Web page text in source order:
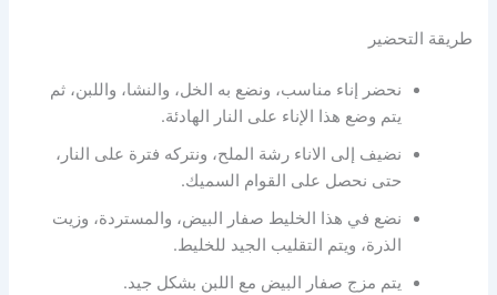
طريقة التحضير
نحضر إناء مناسب، ونضع به الخل، والنشا، واللبن، ثم
يتم وضع هذا الإناء على النار الهادئة.
نضيف إلى الاناء رشة الملح، ونتركه فترة على النار،
حتى نحصل على القوام السميك.
نضع في هذا الخليط صفار البيض، والمستردة، وزيت
الذرة، ويتم التقليب الجيد للخليط.
يتم مزج صفار البيض مع اللبن بشكل جيد.